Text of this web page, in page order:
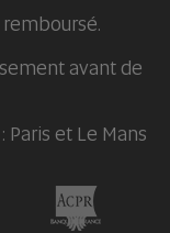
avant de
et Le Mans